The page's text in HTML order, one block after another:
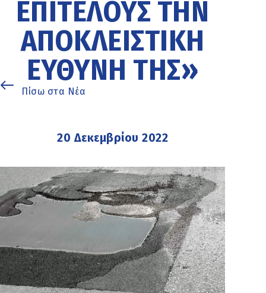
ΕΠΙΤΈΛΟΥΣ ΤΗΝ
ΑΠΟΚΛΕΙΣΤΙΚΉ
ΕΥΘΎΝΗ ΤΗΣ»
Πίσω στα Νέα
20 Δεκεμβρίου 2022